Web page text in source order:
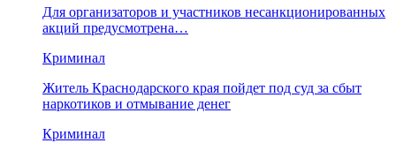
Для организаторов и участников несанкционированных
акций предусмотрена…
Криминал
Житель Краснодарского края пойдет под суд за сбыт
наркотиков и отмывание денег
Криминал